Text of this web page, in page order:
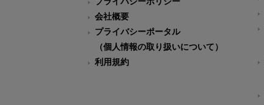
会社概要
プライバシーポータル
（個人情報の取り扱いについて）
利用規約